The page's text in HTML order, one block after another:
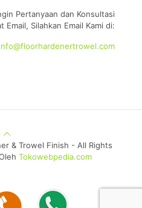
Pertanyaan dan Konsultasi
Email, Silahkan Email Kami di:
info@floorhardenertrowel.com
& Trowel Finish - All Rights
Tokowebpedia.com